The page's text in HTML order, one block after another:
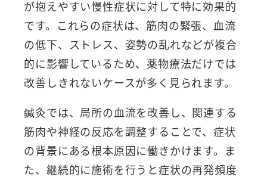
が抱えやすい慢性症状に対して特に効果的
です。これらの症状は、筋肉の緊張、血流
の低下、ストレス、姿勢の乱れなどが複合
的に影響しているため、薬物療法だけでは
改善しきれないケースが多く見られます。
鍼灸では、局所の血流を改善し、関連する
筋肉や神経の反応を調整することで、症状
の背景にある根本原因に働きかけます。ま
た、継続的に施術を行うと症状の再発頻度